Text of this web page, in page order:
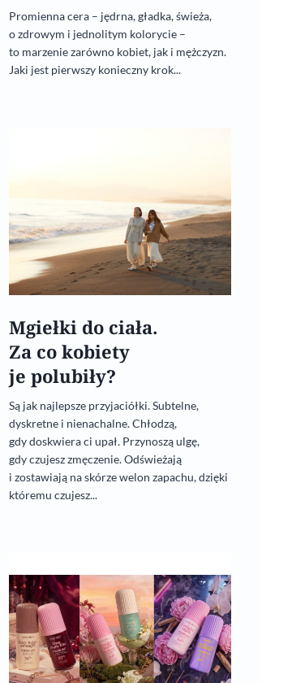
Promienna cera – jędrna, gładka, świeża,
o zdrowym i jednolitym kolorycie –
to marzenie zarówno kobiet, jak i mężczyzn.
Jaki jest pierwszy konieczny krok...
Mgiełki do ciała.
Za co kobiety
je polubiły?
Są jak najlepsze przyjaciółki. Subtelne,
dyskretne i nienachalne. Chłodzą,
gdy doskwiera ci upał. Przynoszą ulgę,
gdy czujesz zmęczenie. Odświeżają
i zostawiają na skórze welon zapachu, dzięki
któremu czujesz...